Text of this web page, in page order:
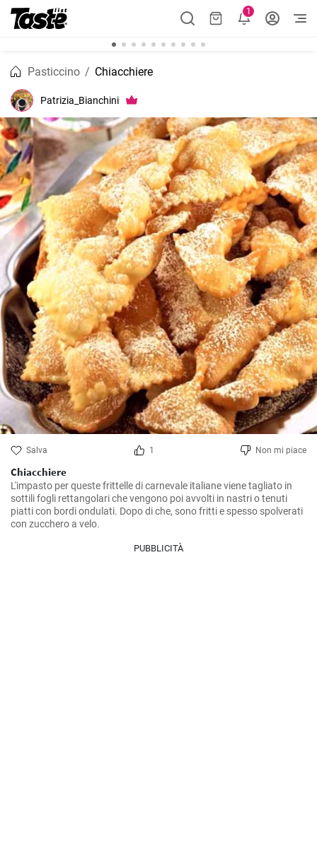
1
Pasticcino Chiacchiere
Patrizia_Bianchini
Salva 1 Non mi piace
Chiacchiere
L'impasto per queste frittelle di carnevale italiane viene tagliato in
sottili fogli rettangolari che vengono poi avvolti in nastri o tenuti
piatti con bordi ondulati. Dopo di che, sono fritti e spesso spolverati
con zucchero a velo.
PUBBLICITÀ